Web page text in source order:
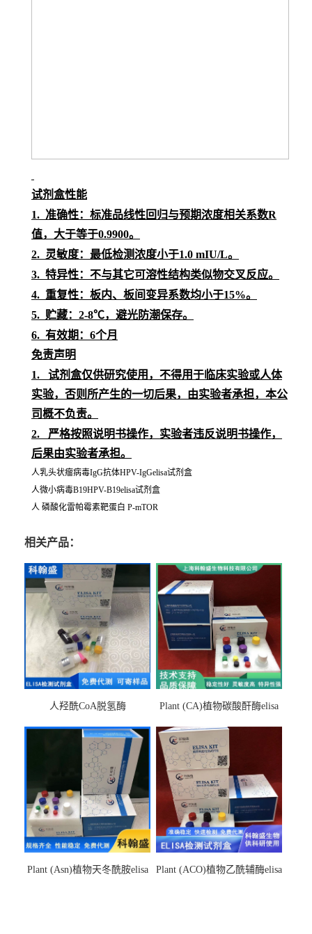
试剂盒性能
1. 准确性：标准品线性回归与预期浓度相关系数R
值，大于等于0.9900。
2. 灵敏度：最低检测浓度小于1.0 mIU/L。
3. 特异性：不与其它可溶性结构类似物交叉反应。
4. 重复性：板内、板间变异系数均小于15%。
5. 贮藏： 2-8℃，避光防潮保存。
6. 有效期： 6个月
免责声明
1.
试剂盒仅供研究使用，不得用于临床实验或人体
实验，否则所产生的一切后果，由实验者承担，本公
司概不负责。
2.
严格按照说明书操作，实验者违反说明书操作，
后果由实验者承担。
人乳头状瘤病毒IgG抗体HPV-IgGelisa试剂盒
人微小病毒B19HPV-B19elisa试剂盒
人 磷酸化雷帕霉素靶蛋白 P-mTOR
相关产品：
人羟酰CoA脱氢酶
Plant (CA)植物碳酸酐酶elisa
Plant (Asn)植物天冬酰胺elisa
Plant (ACO)植物乙酰辅酶elisa